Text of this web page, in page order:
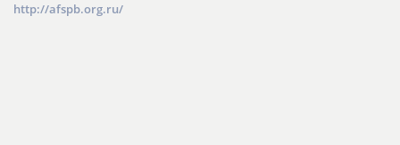
http://afspb.org.ru/